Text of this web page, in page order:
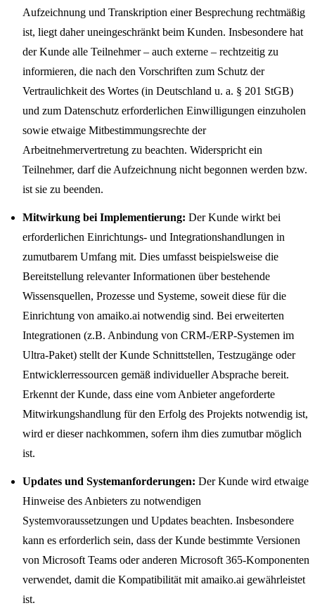
Aufzeichnung und Transkription einer Besprechung rechtmäßig
ist, liegt daher uneingeschränkt beim Kunden. Insbesondere hat
der Kunde alle Teilnehmer – auch externe – rechtzeitig zu
informieren, die nach den Vorschriften zum Schutz der
Vertraulichkeit des Wortes (in Deutschland u. a. § 201 StGB)
und zum Datenschutz erforderlichen Einwilligungen einzuholen
sowie etwaige Mitbestimmungsrechte der
Arbeitnehmervertretung zu beachten. Widerspricht ein
Teilnehmer, darf die Aufzeichnung nicht begonnen werden bzw.
ist sie zu beenden.
Mitwirkung bei Implementierung: Der Kunde wirkt bei
erforderlichen Einrichtungs- und Integrationshandlungen in
zumutbarem Umfang mit. Dies umfasst beispielsweise die
Bereitstellung relevanter Informationen über bestehende
Wissensquellen, Prozesse und Systeme, soweit diese für die
Einrichtung von amaiko.ai notwendig sind. Bei erweiterten
Integrationen (z.B. Anbindung von CRM-/ERP-Systemen im
Ultra-Paket) stellt der Kunde Schnittstellen, Testzugänge oder
Entwicklerressourcen gemäß individueller Absprache bereit.
Erkennt der Kunde, dass eine vom Anbieter angeforderte
Mitwirkungshandlung für den Erfolg des Projekts notwendig ist,
wird er dieser nachkommen, sofern ihm dies zumutbar möglich
ist.
Updates und Systemanforderungen: Der Kunde wird etwaige
Hinweise des Anbieters zu notwendigen
Systemvoraussetzungen und Updates beachten. Insbesondere
kann es erforderlich sein, dass der Kunde bestimmte Versionen
von Microsoft Teams oder anderen Microsoft 365-Komponenten
verwendet, damit die Kompatibilität mit amaiko.ai gewährleistet
ist.